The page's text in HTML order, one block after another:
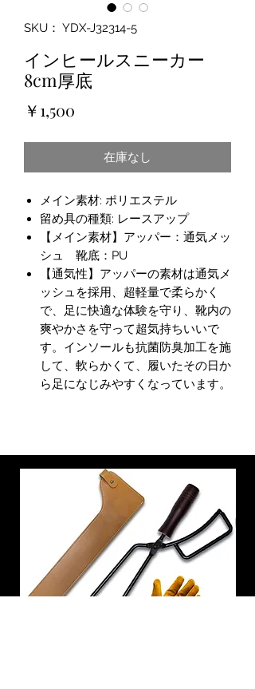
SKU： YDX-J32314-5
インヒールスニーカー
8cm厚底
￥1,500
在庫なし
メイン素材: ポリエステル
留め具の種類: レースアップ
【メイン素材】アッパー：通気メッ
シュ 靴底：PU
【通気性】アッパーの素材は通気メ
ッシュを採用、超軽量で柔らかく
で、足に快適な体験を守り、靴内の
爽やかさを守って超気持ちいいで
す。インソールも抗菌防臭加工を施
して、軟らかくて、履いたその日か
ら足になじみやすくなっています。